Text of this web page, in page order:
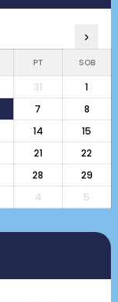
›
PT SOB
31
1
7
8
14
15
21
22
28
29
4 5